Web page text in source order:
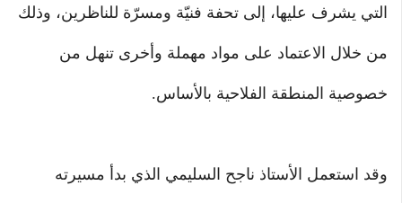
التي يشرف عليها، إلى تحفة فنيّة ومسرّة للناظرين، وذلك
من خلال الاعتماد على مواد مهملة وأخرى تنهل من
خصوصية المنطقة الفلاحية بالأساس.
وقد استعمل الأستاذ ناجح السليمي الذي بدأ مسيرته